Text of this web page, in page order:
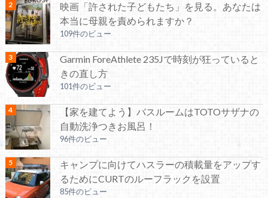
映画「許された子どもたち」を見る。あなたは
本当に母親を責められますか？
109件のビュー
Garmin ForeAthlete 235Jで時刻が狂っていると
きの直し方
101件のビュー
【家を建てよう】バスルームはTOTOサザナの
自動洗浄つきお風呂！
96件のビュー
キャンプに向けてハスラーの積載量をアップす
るためにCURTのルーフラックを設置
85件のビュー